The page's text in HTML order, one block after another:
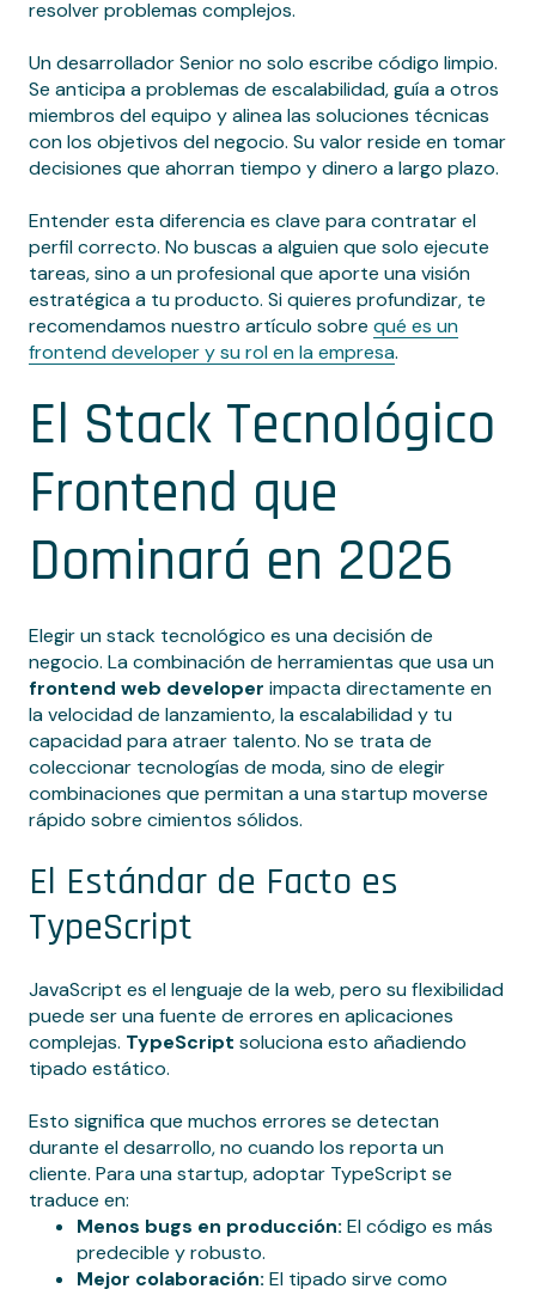
resolver problemas complejos.
Un desarrollador Senior no solo escribe código limpio.
Se anticipa a problemas de escalabilidad, guía a otros
miembros del equipo y alinea las soluciones técnicas
con los objetivos del negocio. Su valor reside en tomar
decisiones que ahorran tiempo y dinero a largo plazo.
Entender esta diferencia es clave para contratar el
perfil correcto. No buscas a alguien que solo ejecute
tareas, sino a un profesional que aporte una visión
estratégica a tu producto. Si quieres profundizar, te
recomendamos nuestro artículo sobre qué es un
frontend developer y su rol en la empresa.
El Stack Tecnológico
Frontend que
Dominará en 2026
Elegir un stack tecnológico es una decisión de
negocio. La combinación de herramientas que usa un
frontend web developer impacta directamente en
la velocidad de lanzamiento, la escalabilidad y tu
capacidad para atraer talento. No se trata de
coleccionar tecnologías de moda, sino de elegir
combinaciones que permitan a una startup moverse
rápido sobre cimientos sólidos.
El Estándar de Facto es
TypeScript
JavaScript es el lenguaje de la web, pero su flexibilidad
puede ser una fuente de errores en aplicaciones
complejas. TypeScript soluciona esto añadiendo
tipado estático.
Esto significa que muchos errores se detectan
durante el desarrollo, no cuando los reporta un
cliente. Para una startup, adoptar TypeScript se
traduce en:
Menos bugs en producción: El código es más
predecible y robusto.
Mejor colaboración: El tipado sirve como